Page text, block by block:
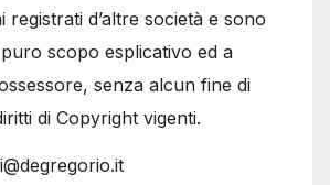
d’altre società e sono
scopo esplicativo ed a
senza alcun fine di
di Copyright vigenti.